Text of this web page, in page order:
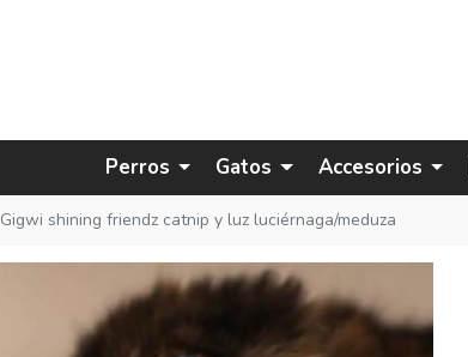
Perros Gatos Accesorios
Gigwi shining friendz catnip y luz luciérnaga/meduza